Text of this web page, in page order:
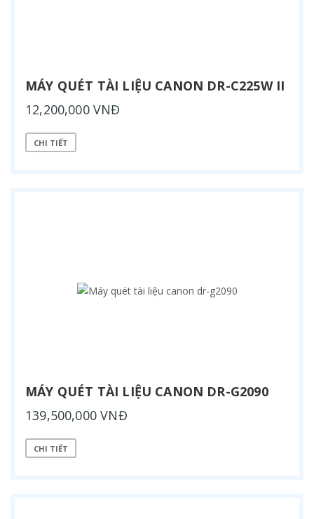
MÁY QUÉT TÀI LIỆU CANON DR-C225W II
12,200,000 VNĐ
CHI TIẾT
MÁY QUÉT TÀI LIỆU CANON DR-G2090
139,500,000 VNĐ
CHI TIẾT